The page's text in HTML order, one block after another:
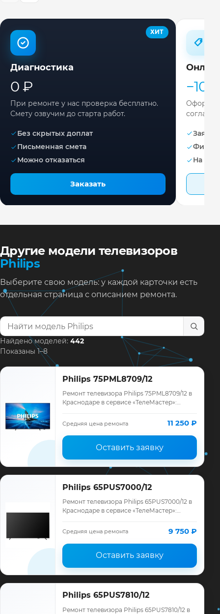
ХИТ
Диагностика
0 ₽
При ремонте у нас проверка бесплатно.
Смету озвучим до старта работ.
Без скрытых доплат
Письменная смета
Можно отказаться
Заказать
−10%
Заявка
На
Другие модели телевизоров
Philips
Выберите свою модель: у каждой карточки есть
отдельная страница с описанием ремонта.
Найти модель телевизора
Найдено моделей: 442
Показаны 1–8
Philips 75PML8709/12
Ремонт телевизора Philips 75PML8709/12 в
Краснодаре в сервисе «ТелеМастер»:
ремонта, запчасти и гарантия до 12
месяце…
Средняя цена ремонта 11 250 ₽
Оставить заявку
Philips 65PUS7000/12
Ремонт телевизора Philips 65PUS7000/12 в
Краснодаре в сервисе «ТелеМастер»:
ремонта, запчасти и гарантия до 12
Средняя цена ремонта 9 750 ₽
Оставить заявку
Philips 65PUS7810/12
Ремонт телевизора Philips 65PUS7810/12 в